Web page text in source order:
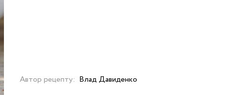
Автор рецепту: Влад Давиденко